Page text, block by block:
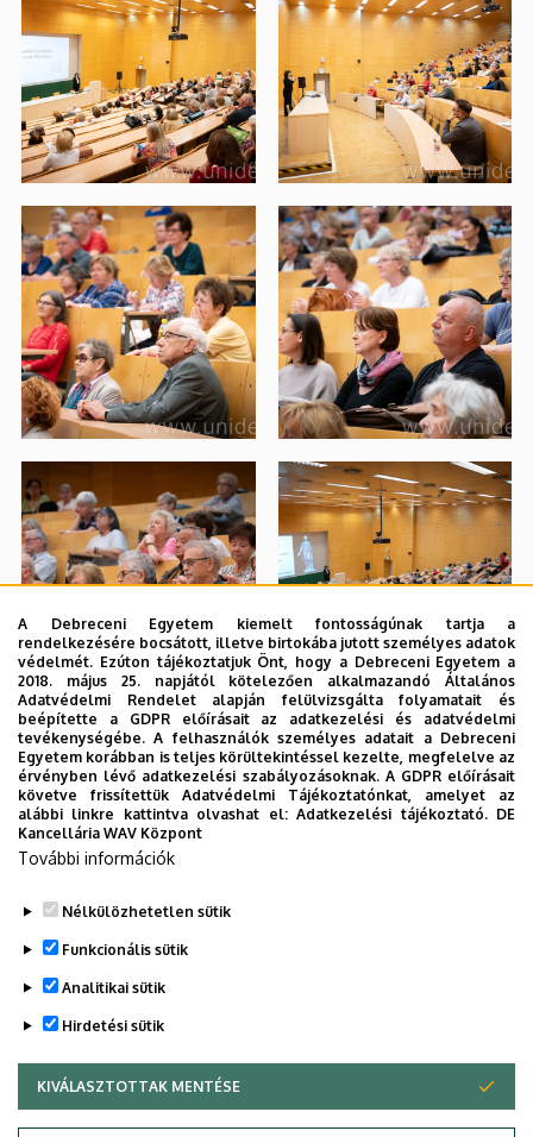
A Debreceni Egyetem kiemelt fontosságúnak tartja a
rendelkezésére bocsátott, illetve birtokába jutott személyes adatok
védelmét. Ezúton tájékoztatjuk Önt, hogy a Debreceni Egyetem a
2018. május 25. napjától kötelezően alkalmazandó Általános
Adatvédelmi Rendelet alapján felülvizsgálta folyamatait és
beépítette a GDPR előírásait az adatkezelési és adatvédelmi
tevékenységébe. A felhasználók személyes adatait a Debreceni
Egyetem korábban is teljes körültekintéssel kezelte, megfelelve az
érvényben lévő adatkezelési szabályozásoknak. A GDPR előírásait
követve frissítettük Adatvédelmi Tájékoztatónkat, amelyet az
alábbi linkre kattintva olvashat el:Adatkezelési tájékoztató. DE
Kancellária WAV Központ
További információk
Nélkülözhetetlen sütik
Funkcionális sütik
Analitikai sütik
Hirdetési sütik
KIVÁLASZTOTTAK MENTÉSE
WITHDRAW CONSENT